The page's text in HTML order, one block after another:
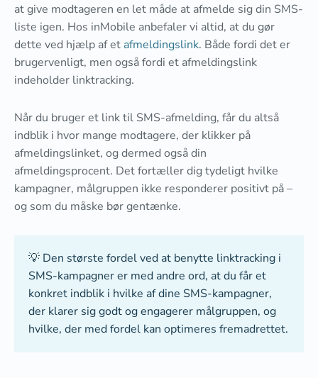
at give modtageren en let måde at afmelde sig din SMS-
liste igen. Hos inMobile anbefaler vi altid, at du gør
dette ved hjælp af et afmeldingslink. Både fordi det er
brugervenligt, men også fordi et afmeldingslink
indeholder linktracking.
Når du bruger et link til SMS-afmelding, får du altså
indblik i hvor mange modtagere, der klikker på
afmeldingslinket, og dermed også din
afmeldingsprocent. Det fortæller dig tydeligt hvilke
kampagner, målgruppen ikke responderer positivt på –
og som du måske bør gentænke.
💡 Den største fordel ved at benytte linktracking i
SMS-kampagner er med andre ord, at du får et
konkret indblik i hvilke af dine SMS-kampagner,
der klarer sig godt og engagerer målgruppen, og
hvilke, der med fordel kan optimeres fremadrettet.